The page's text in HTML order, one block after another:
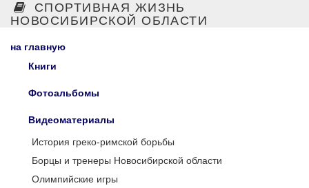
СПОРТИВНАЯ ЖИЗНЬ
НОВОСИБИРСКОЙ ОБЛАСТИ
на главную
Книги
Фотоальбомы
Видеоматериалы
История греко-римской борьбы
Борцы и тренеры Новосибирской области
Олимпийские игры